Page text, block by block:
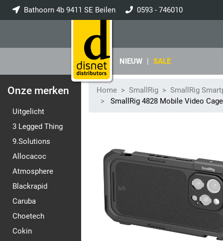
Bathoorn 4b 9411 SE Beilen 0593 - 746010
NIEUW | SALE
Onze merken
Uitgelicht
3 Legged Thing
9.Solutions
Allocacoc
Atmosphere
Blackrapid
Caruba
Choetech
Cokin
Home SmallRig
SmallRig
SmallRig 4828 Mobile Video